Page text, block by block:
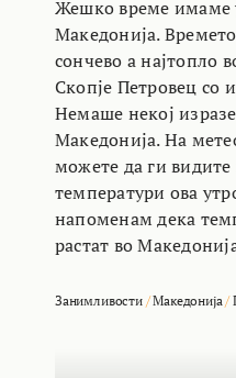
Жешко време имаме
Македонија.
сончево а најтопло
Скопје Петровец со
Немаше некој
Македонија. На
можете да ги
температури ова
напоменам дека
растат во
Занимливости/Македонија/